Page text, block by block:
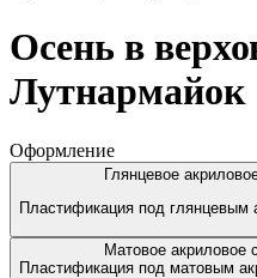
Осень в
Лутнармайок
Оформление
Глянцевое
Пластификация под глянцевым
Матовое акриловое
Пластификация под матовым